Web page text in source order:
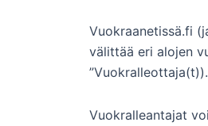
Vuokraanetissä.fi
välittää eri alojen
”Vuokralleottaja(t)).
Vuokralleantajat